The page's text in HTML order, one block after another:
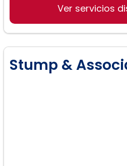
Ver servicios
Stump &